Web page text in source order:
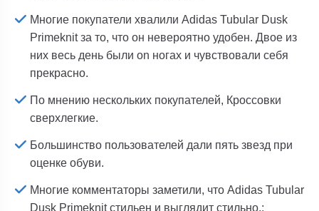
Многие покупатели хвалили Adidas Tubular Dusk
Primeknit за то, что он невероятно удобен. Двое из
них весь день были on ногах и чувствовали себя
прекрасно.
По мнению нескольких покупателей, Кроссовки
сверхлегкие.
Большинство пользователей дали пять звезд при
оценке обуви.
Многие комментаторы заметили, что Adidas Tubular
Dusk Primeknit стильен и выглядит стильно.;